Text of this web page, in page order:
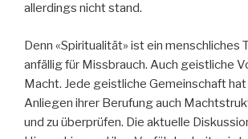
allerdings nicht stand.
Denn «Spiritualität» ist ein menschliches
anfällig für Missbrauch. Auch geistliche
Macht. Jede geistliche Gemeinschaft
Anliegen ihrer Berufung auch
und zu überprüfen. Die aktuelle